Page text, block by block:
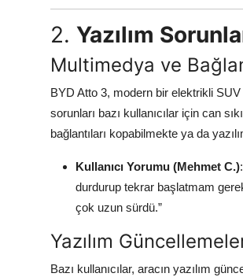
2. Yazılım
Multimedya ve
BYD Atto 3, modern bir elektrikli
sorunları bazı kullanıcılar için can
bağlantıları kopabilmekte ya da
Kullanıcı Yorumu (Mehmet C.)
durdurup tekrar başlatmam
çok uzun sürdü.”
Yazılım
Bazı kullanıcılar, aracın yazılım